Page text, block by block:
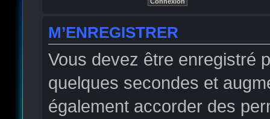
M’ENREGISTRER
Vous devez être enregistré
quelques secondes et
également accorder des